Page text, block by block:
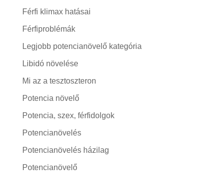
Férfi klimax hatásai
Férfiproblémák
Legjobb potencianövelő kategória
Libidó növelése
Mi az a tesztoszteron
Potencia növelő
Potencia, szex, férfidolgok
Potencianövelés
Potencianövelés házilag
Potencianövelő